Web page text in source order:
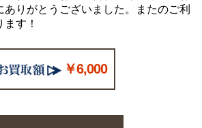
りがとうございました。またのご利
す！
￥6,000